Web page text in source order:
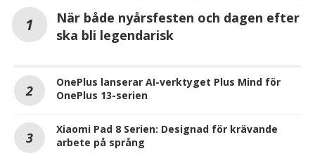
När både nyårsfesten och dagen efter
ska bli legendarisk
OnePlus lanserar AI-verktyget Plus Mind för
OnePlus 13-serien
Xiaomi Pad 8 Serien: Designad för krävande
arbete på språng